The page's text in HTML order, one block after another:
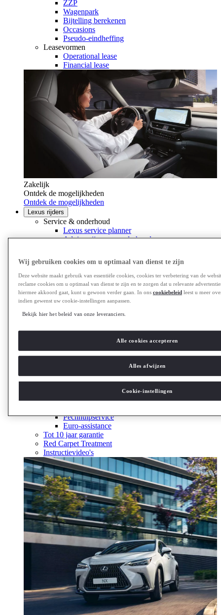
ZZP
Wagenpark
Bijtelling berekenen
Occasions
Pseudo-eindheffing
Leasevormen
Operational lease
Financial lease
Zakelijk
Ontdek de mogelijkheden
Ontdek de mogelijkheden
Lexus rijders
Service & onderhoud
Lexus service planner
Adviesprijzen en onderhoud
Summer Check
Airco controle
Hybrid health check
Terugroepactie
Handleidingen
Banden
Uw persoonlijke omgeving
Multimedia
Bluetooth
Veelgestelde vragen
Handleidingen
Pechhulpservice
Euro-assistance
Tot 10 jaar garantie
Red Carpet Treatment
Instructievideo's
Wij gebruiken cookies om u optimaal van dienst te zijn
Deze website maakt gebruik van essentiële cookies, cookies ter verbetering van de
reclame cookies om u optimaal van dienst te zijn en te zorgen dat u relevante
hiermee akkoord gaat, kunt u gewoon verder gaan. In ons cookiebeleidleest u meer
indien gewenst uw cookie-instellingen aanpassen.
Bekijk hier het beleid van onze leveranciers.
Cookie-instellingen
Alles afwijzen
Alle cookies accepteren